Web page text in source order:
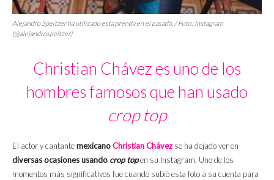
Alejandro Speitzer ha utilizado esta prenda en el pasado. / Foto: Instagram
(@alejandrospeitzer)
Christian Chávez es uno de los
hombres famosos que han usado
crop top
El actor y cantantemexicanoChristian Chávez se ha dejado ver en
diversas ocasiones usando crop topen su Instagram. Uno de los
momentos más significativos fue cuando subió esta foto a su cuenta para